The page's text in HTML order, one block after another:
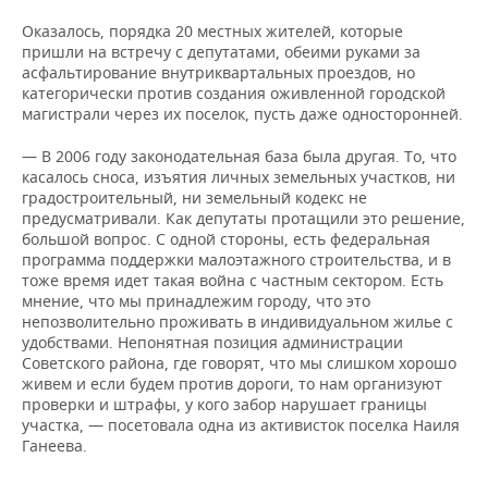
Оказалось, порядка 20 местных жителей, которые
пришли на встречу с депутатами, обеими руками за
асфальтирование внутриквартальных проездов, но
категорически против создания оживленной городской
магистрали через их поселок, пусть даже односторонней.
— В 2006 году законодательная база была другая. То, что
касалось сноса, изъятия личных земельных участков, ни
градостроительный, ни земельный кодекс не
предусматривали. Как депутаты протащили это решение,
большой вопрос. С одной стороны, есть федеральная
программа поддержки малоэтажного строительства, и в
тоже время идет такая война с частным сектором. Есть
мнение, что мы принадлежим городу, что это
непозволительно проживать в индивидуальном жилье с
удобствами. Непонятная позиция администрации
Советского района, где говорят, что мы слишком хорошо
живем и если будем против дороги, то нам организуют
проверки и штрафы, у кого забор нарушает границы
участка, — посетовала одна из активисток поселка Наиля
Ганеева.